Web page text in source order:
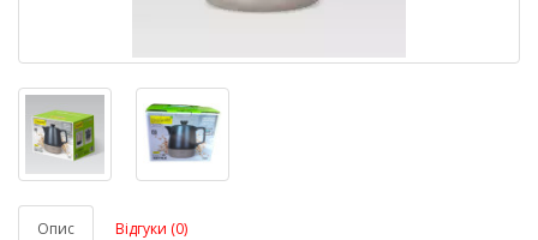
Опис Відгуки (0)